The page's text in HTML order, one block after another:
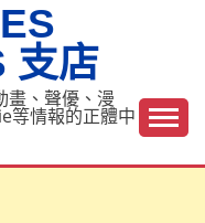
支店
畫、聲優、漫
等情報的正體中